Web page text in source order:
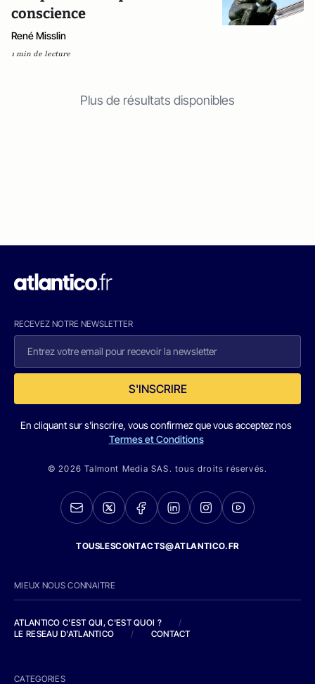
conscience
René Misslin
1 min de lecture
Plus de résultats disponibles
RECEVEZ NOTRE NEWSLETTER
S'INSCRIRE
En cliquant sur s'inscrire, vous confirmez que vous acceptez nos
Termes et Conditions
© 2026 Talmont Media SAS. tous droits réservés.
TOUSLESCONTACTS@ATLANTICO.FR
MIEUX NOUS CONNAITRE
ATLANTICO C'EST QUI, C'EST QUOI ?
/
LE RESEAU D'ATLANTICO
/ CONTACT
CATEGORIES